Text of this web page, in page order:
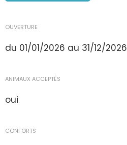
OUVERTURE
du 01/01/2026 au 31/12/2026
ANIMAUX ACCEPTÉS
oui
CONFORTS